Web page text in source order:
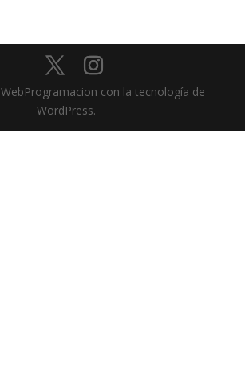
con la tecnología de
WordPress.